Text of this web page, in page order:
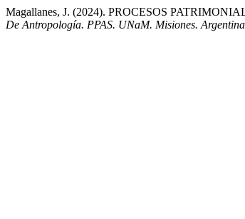
Magallanes, J. (2024). PROCESOS
De Antropología. PPAS. UNaM. Misiones.